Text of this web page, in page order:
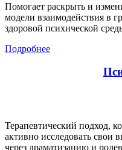
Помогает раскрыть и
модели взаимодействия в
здоровой психической
Подробнее
Терапевтический подход,
активно исследовать
через драматизацию и